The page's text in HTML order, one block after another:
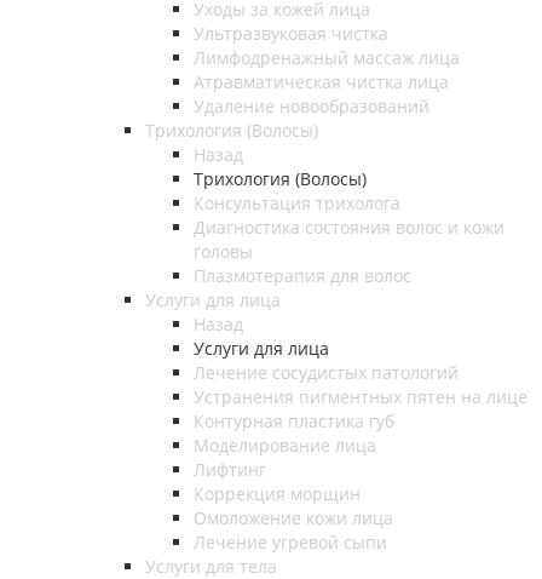
Уходы за кожей лица
Ультразвуковая чистка
Лимфодренажный массаж лица
Атравматическая чистка лица
Удаление новообразований
Трихология (Волосы)
Назад
Трихология (Волосы)
Консультация трихолога
Диагностика состояния волос и кожи
головы
Плазмотерапия для волос
Услуги для лица
Назад
Услуги для лица
Лечение сосудистых патологий
Устранения пигментных пятен на лице
Контурная пластика губ
Моделирование лица
Лифтинг
Коррекция морщин
Омоложение кожи лица
Лечение угревой сыпи
Услуги для тела